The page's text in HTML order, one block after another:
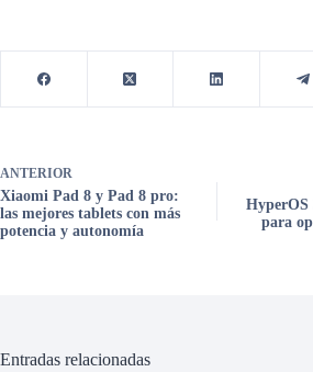
ANTERIOR
Xiaomi Pad 8 y Pad 8 pro:
las mejores tablets con más
potencia y autonomía
HyperOS
para
Entradas relacionadas